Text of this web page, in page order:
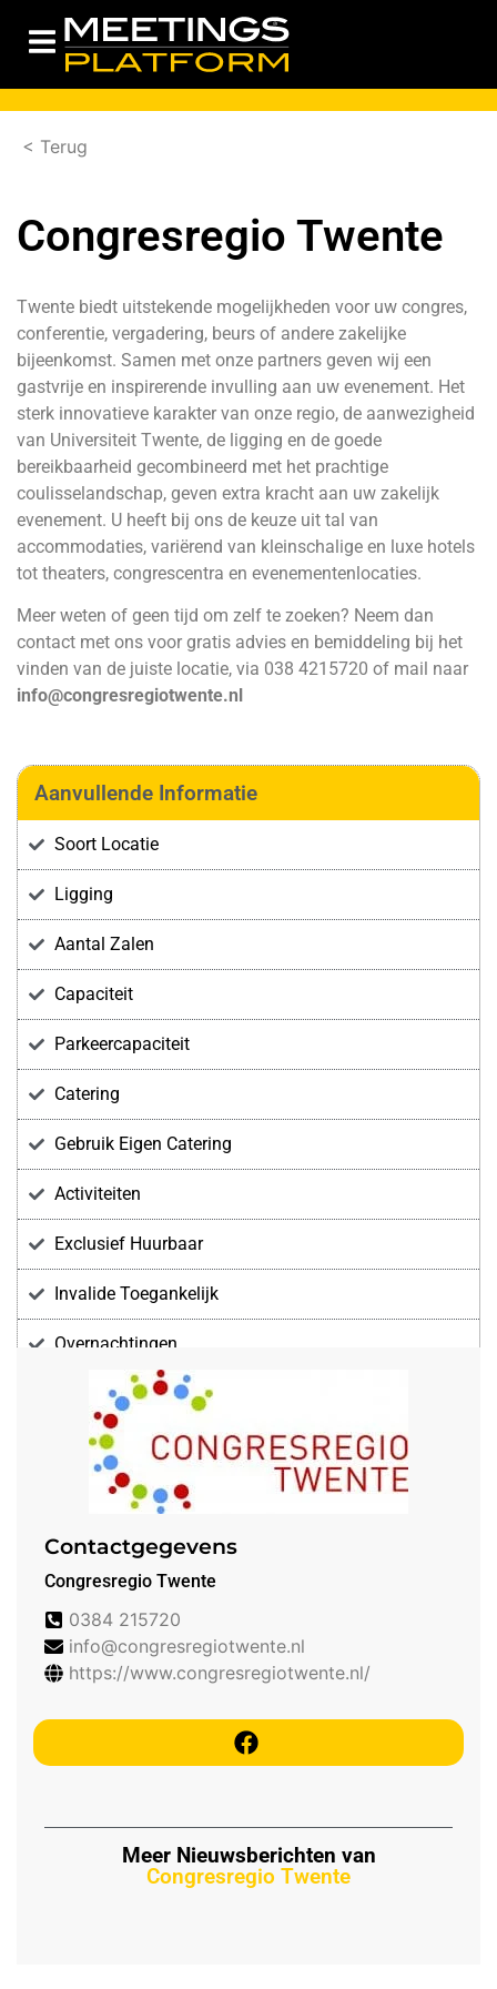
< Terug
Congresregio Twente
Twente biedt uitstekende mogelijkheden voor uw congres,
conferentie, vergadering, beurs of andere zakelijke
bijeenkomst. Samen met onze partners geven wij een
gastvrije en inspirerende invulling aan uw evenement. Het
sterk innovatieve karakter van onze regio, de aanwezigheid
van Universiteit Twente, de ligging en de goede
bereikbaarheid gecombineerd met het prachtige
coulisselandschap, geven extra kracht aan uw zakelijk
evenement. U heeft bij ons de keuze uit tal van
accommodaties, variërend van kleinschalige en luxe hotels
tot theaters, congrescentra en evenementenlocaties.
Meer weten of geen tijd om zelf te zoeken? Neem dan
contact met ons voor gratis advies en bemiddeling bij het
vinden van de juiste locatie, via 038 4215720 of mail naar
info@congresregiotwente.nl
Aanvullende Informatie
Soort Locatie
Ligging
Aantal Zalen
Capaciteit
Parkeercapaciteit
Catering
Gebruik Eigen Catering
Activiteiten
Exclusief Huurbaar
Invalide Toegankelijk
Overnachtingen
Voorzieningen
Contactgegevens
Congresregio Twente
0384 215720
info@congresregiotwente.nl
https://www.congresregiotwente.nl/
Meer Nieuwsberichten van
Congresregio Twente